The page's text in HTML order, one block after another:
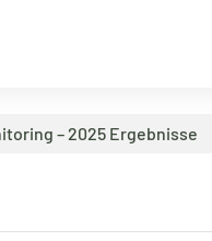
– 2025 Ergebnisse